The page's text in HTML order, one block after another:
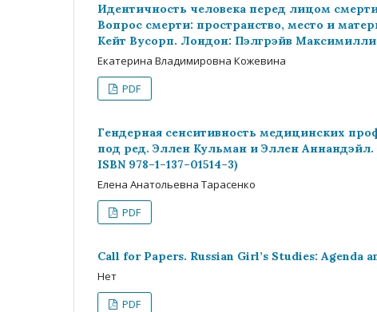
Идентичность человека перед лицом
Вопрос смерти: пространство, место и
Кейт Вусорп. Лондон: Пэлгрэйв
Екатерина Владимировна Кожевина
PDF
Гендерная сенситивность медицинских
под ред. Эллен Кульман и Эллен Аннандэйл.
ISBN 978–1–137–01514–3)
Елена Анатольевна Тарасенко
PDF
Call for Papers. Russian Girl’s Studies: Agenda
Нет
PDF